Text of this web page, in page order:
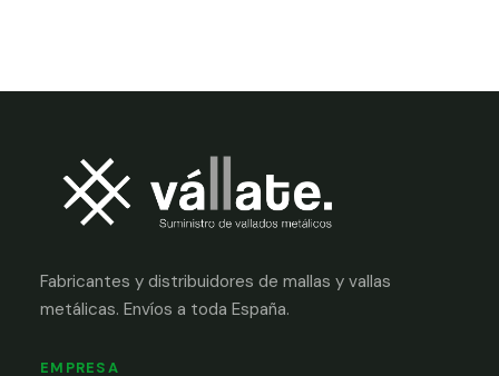
Fabricantes y distribuidores de mallas y vallas
metálicas. Envíos a toda España.
EMPRESA